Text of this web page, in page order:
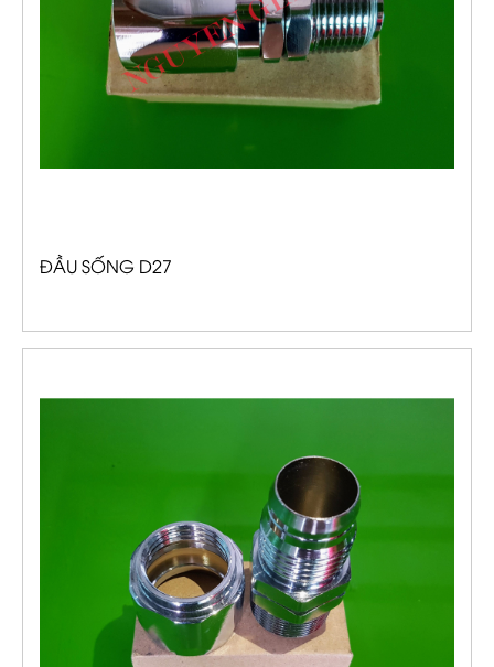
ĐẦU SỐNG D27